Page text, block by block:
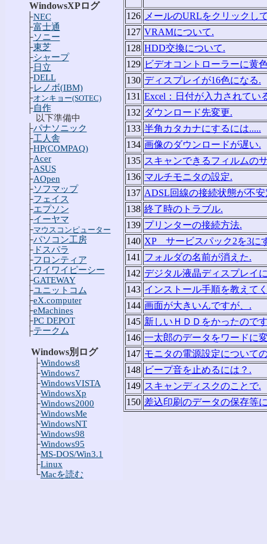
WindowsXPログ
├NEC
├富士通
├ソニー
├東芝
├シャープ
├日立
├DELL
├レノボ(IBM)
├オンキョー(SOTEC)
├自作
以下準備中
├パナソニック
├工人舎
├HP(COMPAQ)
├Acer
├ASUS
├AOpen
├ソフマップ
├フェイス
├エプソン
├イーヤマ
├マウスコンピューター
├パソコン工房
├ドスパラ
├フロンティア
├ワイワイピーシー
├GATEWAY
├ユニットコム
├eX.computer
├eMachines
├PC DEPOT
├テークム
Windows別ログ
├Windows8
├Windows7
├WindowsVISTA
├WindowsXp
├Windows2000
├WindowsMe
├WindowsNT
├Windows98
├Windows95
├MS-DOS/Win3.1
├Linux
└Macを読む
126 メールのURLをクリックし
127 VRAMについて.
128 HDD交換について.
129 ビデオコントローラーに黄
130 ディスプレイが16色になる.
131 Excel：日付が入力されてい
132 ダウンロード先変更.
133 半角カタカナにするには.....
134 画像のダウンロードが遅い.
135 スキャンできるフィルムの
136 マルチモニタの設定.
137 ADSL回線の接続状態が不安
138 終了時のトラブル.
139 プリンターの接続方法.
140 XP サービスパック2を3に
141 フォルダの名前が消えた.
142 デジタル液晶ディスプレイ
143 インストール手順を教えて
144 画面が大きいんですが、.
145 新しいＨＤＤをかったので
146 一太郎のデータをワードに
147 モニタの電源設定について
148 ビープ音を止めるには？.
149 スキャンディスクのことで.
150 差込印刷のデータの保存等